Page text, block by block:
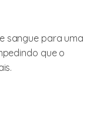
sangue para uma
que o